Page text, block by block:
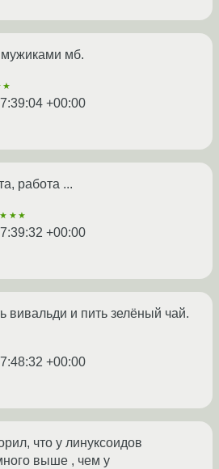
мб.
+00:00
работа ...
+00:00
вивальди и пить зелёный чай.
+00:00
что у линуксоидов
выше , чем у